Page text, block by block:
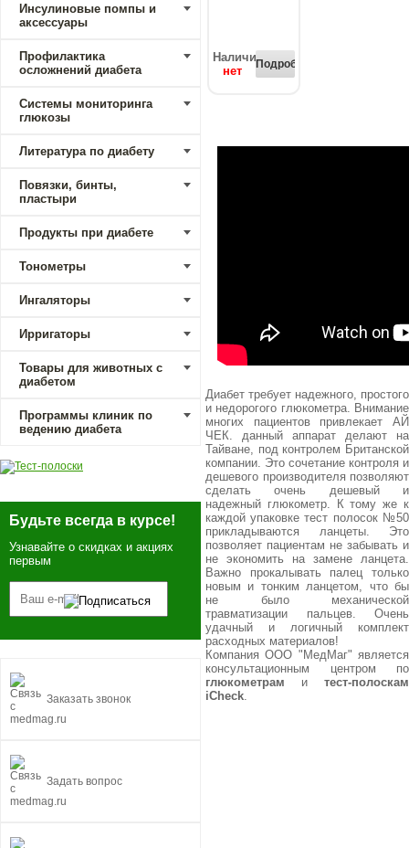
Инсулиновые помпы и
аксессуары
Профилактика
осложнений диабета
Системы мониторинга
глюкозы
Литература по диабету
Повязки, бинты,
пластыри
Продукты при диабете
Тонометры
Ингаляторы
Ирригаторы
Товары для животных с
диабетом
Программы клиник по
ведению диабета
Будьте всегда в курсе!
Узнавайте о скидках и акциях
первым
Заказать звонок
Задать вопрос
Наличие:
нет
Подробнее...
Диабет требует надежного, простого
и недорогого глюкометра. Внимание
многих пациентов привлекает АЙ
ЧЕК. данный аппарат делают на
Тайване, под контролем Британской
компании. Это сочетание контроля и
дешевого производителя позволяют
сделать очень дешевый и
надежный глюкометр. К тому же к
каждой упаковке тест полосок №50
прикладываются ланцеты. Это
позволяет пациентам не забывать и
не экономить на замене ланцета.
Важно прокалывать палец только
новым и тонким ланцетом, что бы
не было механической
травматизации пальцев. Очень
удачный и логичный комплект
расходных материалов!
Компания ООО "МедМаг" является
консультационным центром по
глюкометрам и тест-полоскам
iCheck